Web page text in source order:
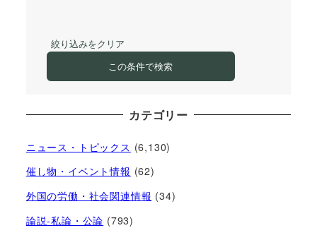
絞り込みをクリア
この条件で検索
カテゴリー
ニュース・トピックス (6,130)
催し物・イベント情報 (62)
外国の労働・社会関連情報 (34)
論説-私論・公論 (793)